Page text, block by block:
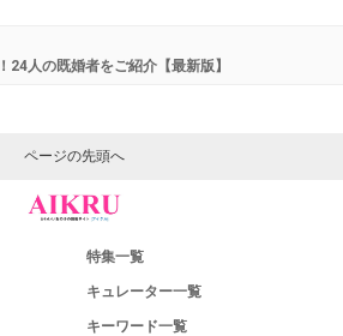
24人の既婚者をご紹介【最新版】
ページの先頭へ
特集一覧
キュレーター一覧
キーワード一覧